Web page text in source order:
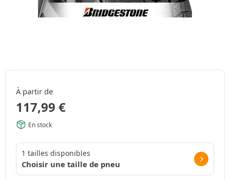
À partir de
117,99 €
En stock
1 tailles disponibles
Choisir une taille de pneu